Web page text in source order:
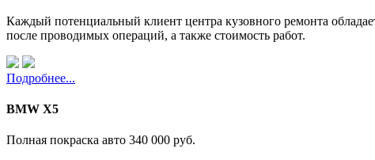
Каждый потенциальный клиент центра кузовного ремонта
после проводимых операций, а также стоимость работ.
Подробнее...
BMW X5
Полная покраска авто 340 000 руб.